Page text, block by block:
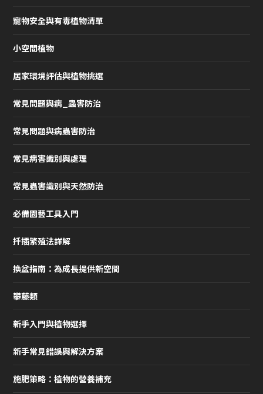
寵物安全與有毒植物清單
小空間植物
居家環境評估與植物挑選
常見問題與病_蟲害防治
常見問題與病蟲害防治
常見病害識別與處理
常見蟲害識別與天然防治
必備園藝工具入門
扦插繁殖法詳解
換盆指南：為成長提供新空間
攀藤類
新手入門與植物選擇
新手常見錯誤與解決方案
施肥策略：植物的營養補充